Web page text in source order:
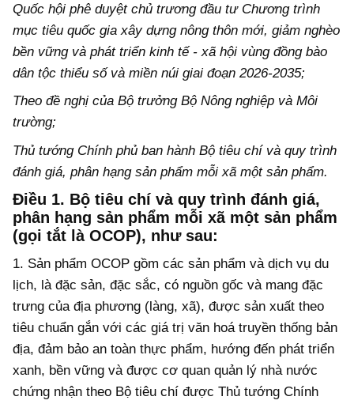
Quốc hội phê duyệt chủ trương đầu tư Chương trình
mục tiêu quốc gia xây dựng nông thôn mới, giảm nghèo
bền vững và phát triển kinh tế - xã hội vùng đồng bào
dân tộc thiểu số và miền núi giai đoạn 2026-2035;
Theo đề nghị của Bộ trưởng Bộ Nông nghiệp và Môi
trường;
Thủ tướng Chính phủ ban hành Bộ tiêu chí và quy trình
đánh giá, phân hạng sản phẩm mỗi xã một sản phẩm.
Điều 1. Bộ tiêu chí và quy trình đánh giá,
phân hạng sản phẩm mỗi xã một sản phẩm
(gọi tắt là OCOP), như sau:
1. Sản phẩm OCOP gồm các sản phẩm và dịch vụ du
lịch, là đặc sản, đặc sắc, có nguồn gốc và mang đặc
trưng của địa phương (làng, xã), được sản xuất theo
tiêu chuẩn gắn với các giá trị văn hoá truyền thống bản
địa, đảm bảo an toàn thực phẩm, hướng đến phát triển
xanh, bền vững và được cơ quan quản lý nhà nước
chứng nhận theo Bộ tiêu chí được Thủ tướng Chính